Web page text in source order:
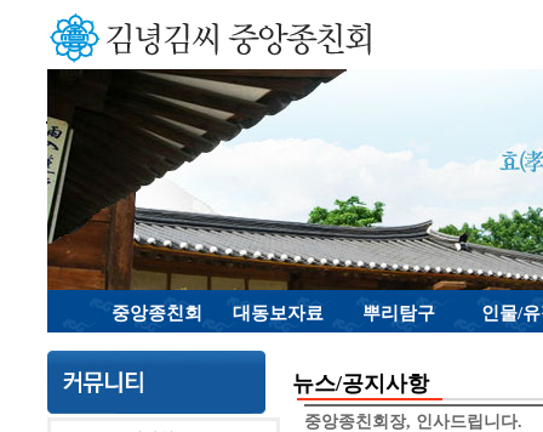
중앙종친회 대동보자료 뿌리탐구 인물/
뉴스/공지사항
중앙종친회장, 인사드립니다.